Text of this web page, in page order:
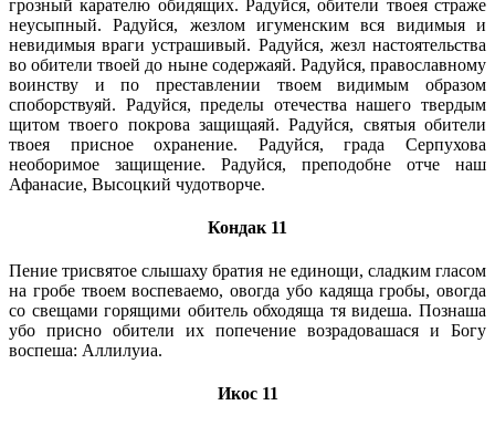
грозный карателю обидящих. Радуйся, обители твоея страже
неусыпный. Радуйся, жезлом игуменским вся видимыя и
невидимыя враги устрашивый. Радуйся, жезл настоятельства
во обители твоей до ныне содержаяй. Радуйся, православному
воинству и по преставлении твоем видимым образом
споборствуяй. Радуйся, пределы отечества нашего твердым
щитом твоего покрова защищаяй. Радуйся, святыя обители
твоея присное охранение. Радуйся, града Серпухова
необоримое защищение. Радуйся, преподобне отче наш
Афанасие, Высоцкий чудотворче.
Кондак 11
Пение трисвятое слышаху братия не единощи, сладким гласом
на гробе твоем воспеваемо, овогда убо кадяща гробы, овогда
со свещами горящими обитель обходяща тя видеша. Познаша
убо присно обители их попечение возрадовашася и Богу
воспеша: Аллилуиа.
Икос 11